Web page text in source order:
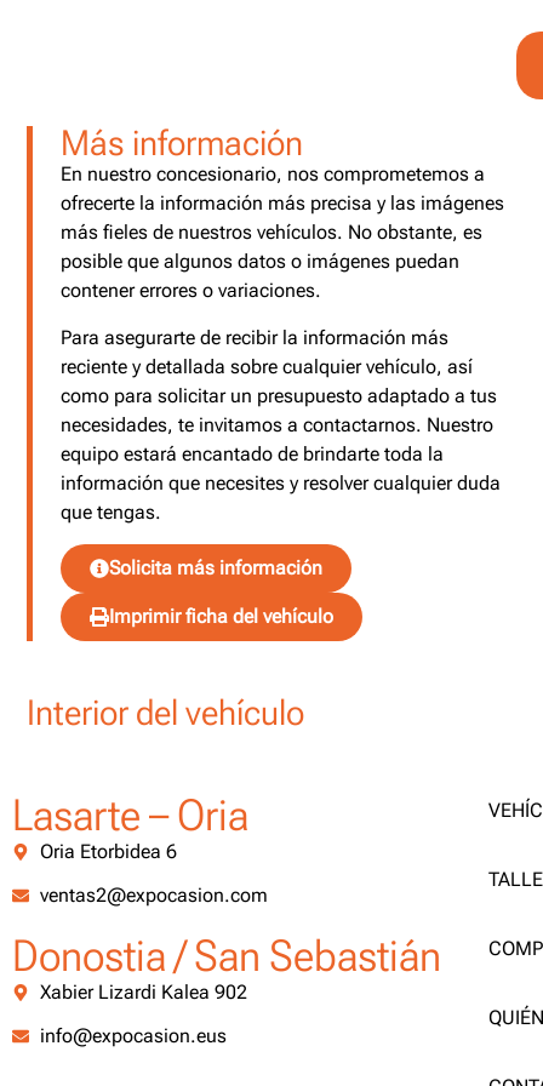
Más información
En nuestro concesionario, nos comprometemos a
ofrecerte la información más precisa y las imágenes
más fieles de nuestros vehículos. No obstante, es
posible que algunos datos o imágenes puedan
contener errores o variaciones.
Para asegurarte de recibir la información más
reciente y detallada sobre cualquier vehículo, así
como para solicitar un presupuesto adaptado a tus
necesidades, te invitamos a contactarnos. Nuestro
equipo estará encantado de brindarte toda la
información que necesites y resolver cualquier duda
que tengas.
Solicita más información
Imprimir ficha del vehículo
Interior del vehículo
Lasarte – Oria
Oria Etorbidea 6
ventas2@expocasion.com
Donostia / San Sebastián
Xabier Lizardi Kalea 902
info@expocasion.eus